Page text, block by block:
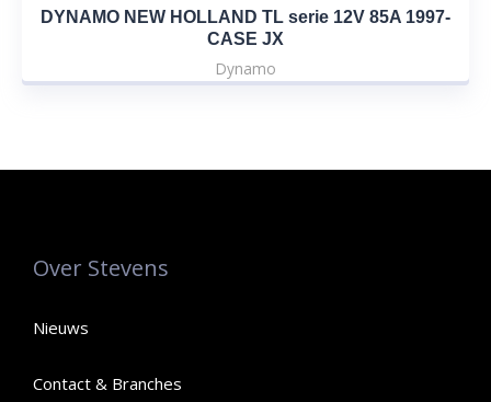
DYNAMO NEW HOLLAND TL serie 12V 85A 1997-
CASE JX
Dynamo
Over Stevens
Nieuws
Contact & Branches